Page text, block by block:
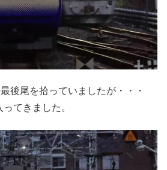
後尾を拾っていましたが・・・
てきました。